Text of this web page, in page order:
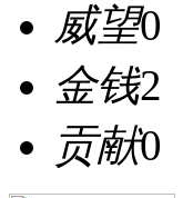
威望0
金钱2
贡献0